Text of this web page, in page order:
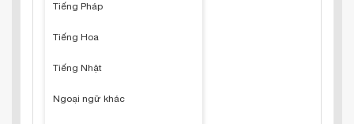
Tiếng Pháp
Tiếng Hoa
Tiếng Nhật
Ngoại ngữ khác